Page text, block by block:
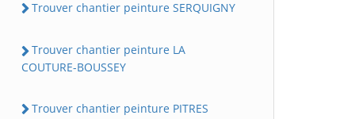
Trouver chantier peinture SERQUIGNY
Trouver chantier peinture LA
COUTURE-BOUSSEY
Trouver chantier peinture PITRES